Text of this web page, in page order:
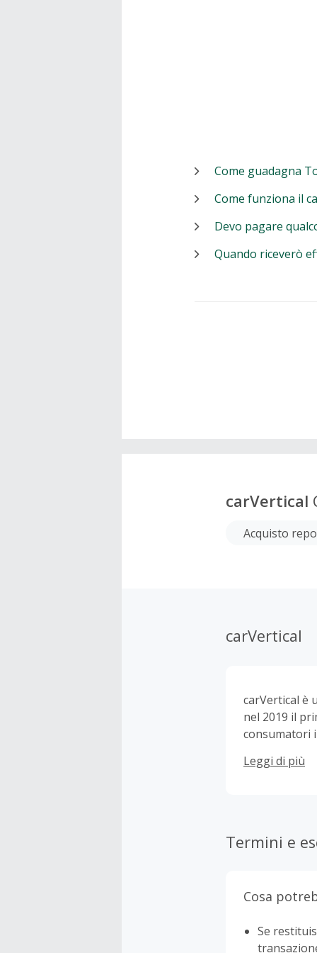
Come guadagna
Come funziona il
Devo pagare
Quando riceverò
carVertical
Acquisto
carVertical
carVertical è
nel 2019 il
consumatori
del
Leggi di più
Termini e
Cosa
Se